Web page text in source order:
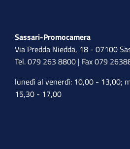
Sassari-Promocamera
Via Predda Niedda, 18 - 07100
Tel. 079 263 8800 | Fax 079
lunedì al venerdì: 10,00 - 13,00;
15,30 - 17,00